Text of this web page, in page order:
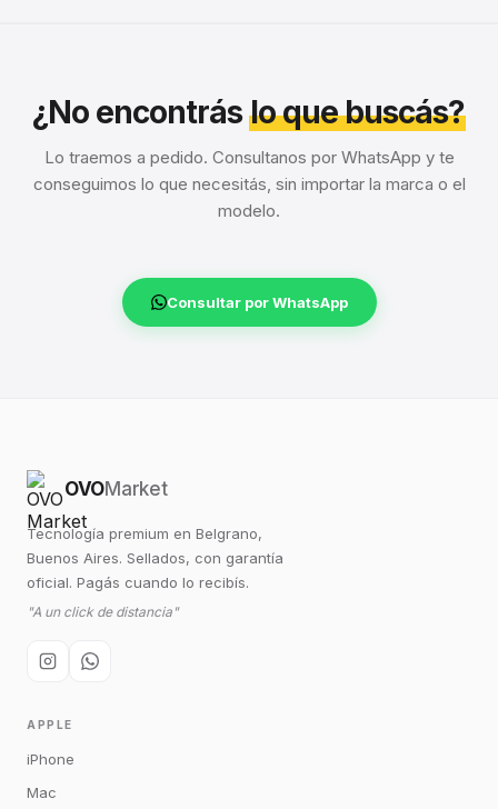
¿No encontráslo que buscás?
Lo traemos a pedido. Consultanos por WhatsApp y te
conseguimos lo que necesitás, sin importar la marca o el
modelo.
Consultar por WhatsApp
OVOMarket
Tecnología premium en Belgrano,
Buenos Aires. Sellados, con garantía
oficial. Pagás cuando lo recibís.
"A un click de distancia"
APPLE
iPhone
Mac